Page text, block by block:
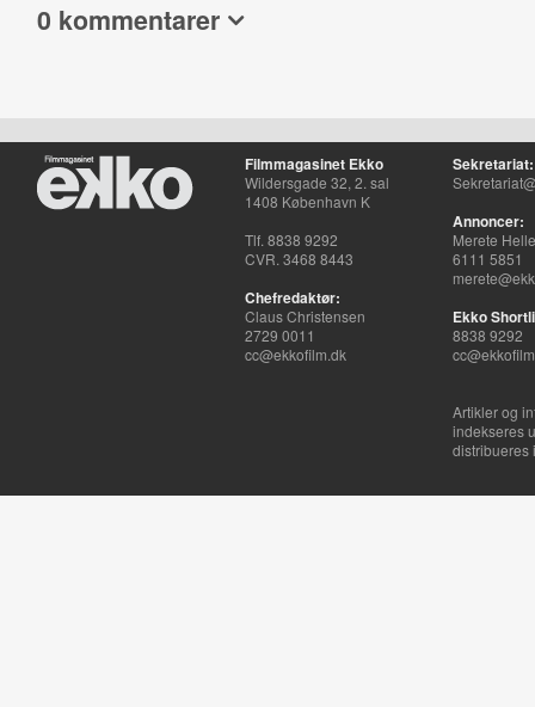
0 kommentarer
Filmmagasinet Ekko
Wildersgade 32, 2. sal
1408 København K
Tlf. 8838 9292
CVR. 3468 8443
Chefredaktør:
Claus Christensen
2729 0011
cc@ekkofilm.dk
Sekretariat:
Annoncer:
Merete
6111 5851
Ekko
8838 9292
Artikler og
indekseres
distribueres